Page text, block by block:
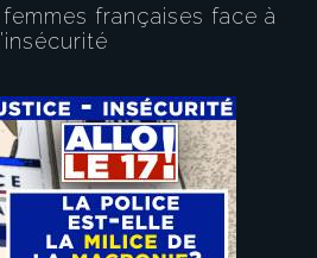
françaises face à
l’insécurité